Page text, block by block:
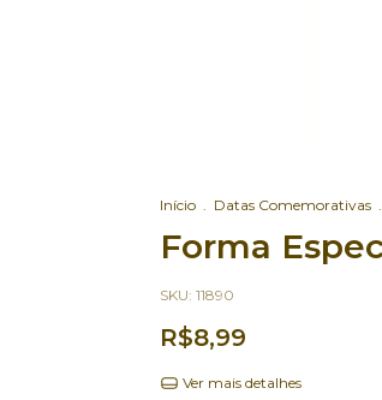
Início . Datas Comemorativas .
Forma
SKU: 11890
R$8,99
Ver mais detalhes